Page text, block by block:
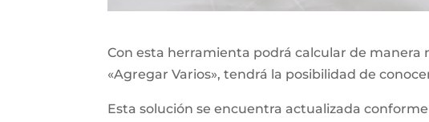
Con esta herramienta podrá calcular de manera
«Agregar Varios», tendrá la posibilidad de
Esta solución se encuentra actualizada